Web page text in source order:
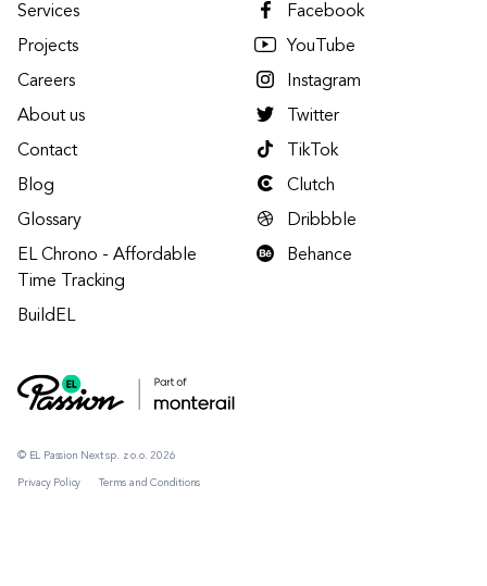
© EL Passion Next sp. z o.o. 2026
Privacy Policy Terms and Conditions
Services
Projects
Careers
About us
Contact
Blog
Glossary
EL Chrono - Affordable
Time Tracking
BuildEL
Facebook
YouTube
Instagram
Twitter
TikTok
Clutch
Dribbble
Behance